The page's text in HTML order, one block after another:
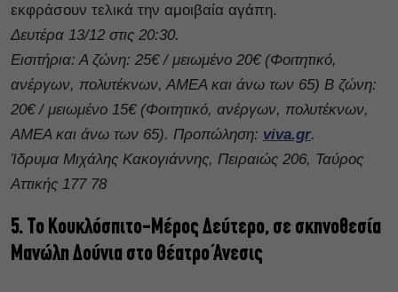
εκφράσουν τελικά την αμοιβαία αγάπη.
Δευτέρα 13/12 στις 20:30.
Εισιτήρια: Α ζώνη: 25€ / μειωμένο 20€ (Φοιτητικό,
ανέργων, πολυτέκνων, ΑΜΕΑ και άνω των 65) Β ζώνη:
20€ / μειωμένο 15€ (Φοιτητικό, ανέργων, πολυτέκνων,
ΑΜΕΑ και άνω των 65). Προπώληση: viva.gr.
Ίδρυμα Μιχάλης Κακογιάννης, Πειραιώς 206, Ταύρος
Αττικής 177 78
5. Το Κουκλόσπιτο-Μέρος Δεύτερο, σε σκηνοθεσία
Μανώλη Δούνια στο Θέατρο Άνεσις